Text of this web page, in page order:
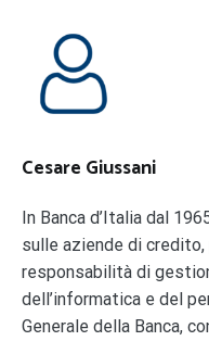
Cesare Giussani
In Banca d’Italia dal
sulle aziende di
responsabilità di
dell’informatica e del
Generale della Banca,